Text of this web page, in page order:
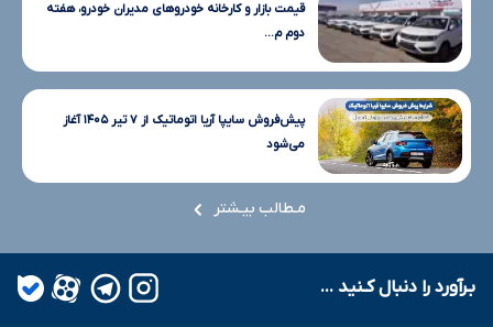
قیمت بازار و کارخانه خودروهای مدیران خودرو، هفته
دوم م...
پیش‌فروش سایپا آریا اتوماتیک از ۷ تیر ۱۴۰۵ آغاز
می‌شود
مـطالب بیـشتر
بـرآورد را دنبال کـنید ...